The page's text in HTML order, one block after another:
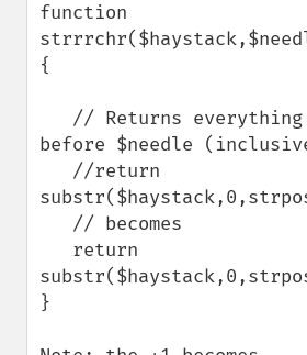
function
{
before $needle
}